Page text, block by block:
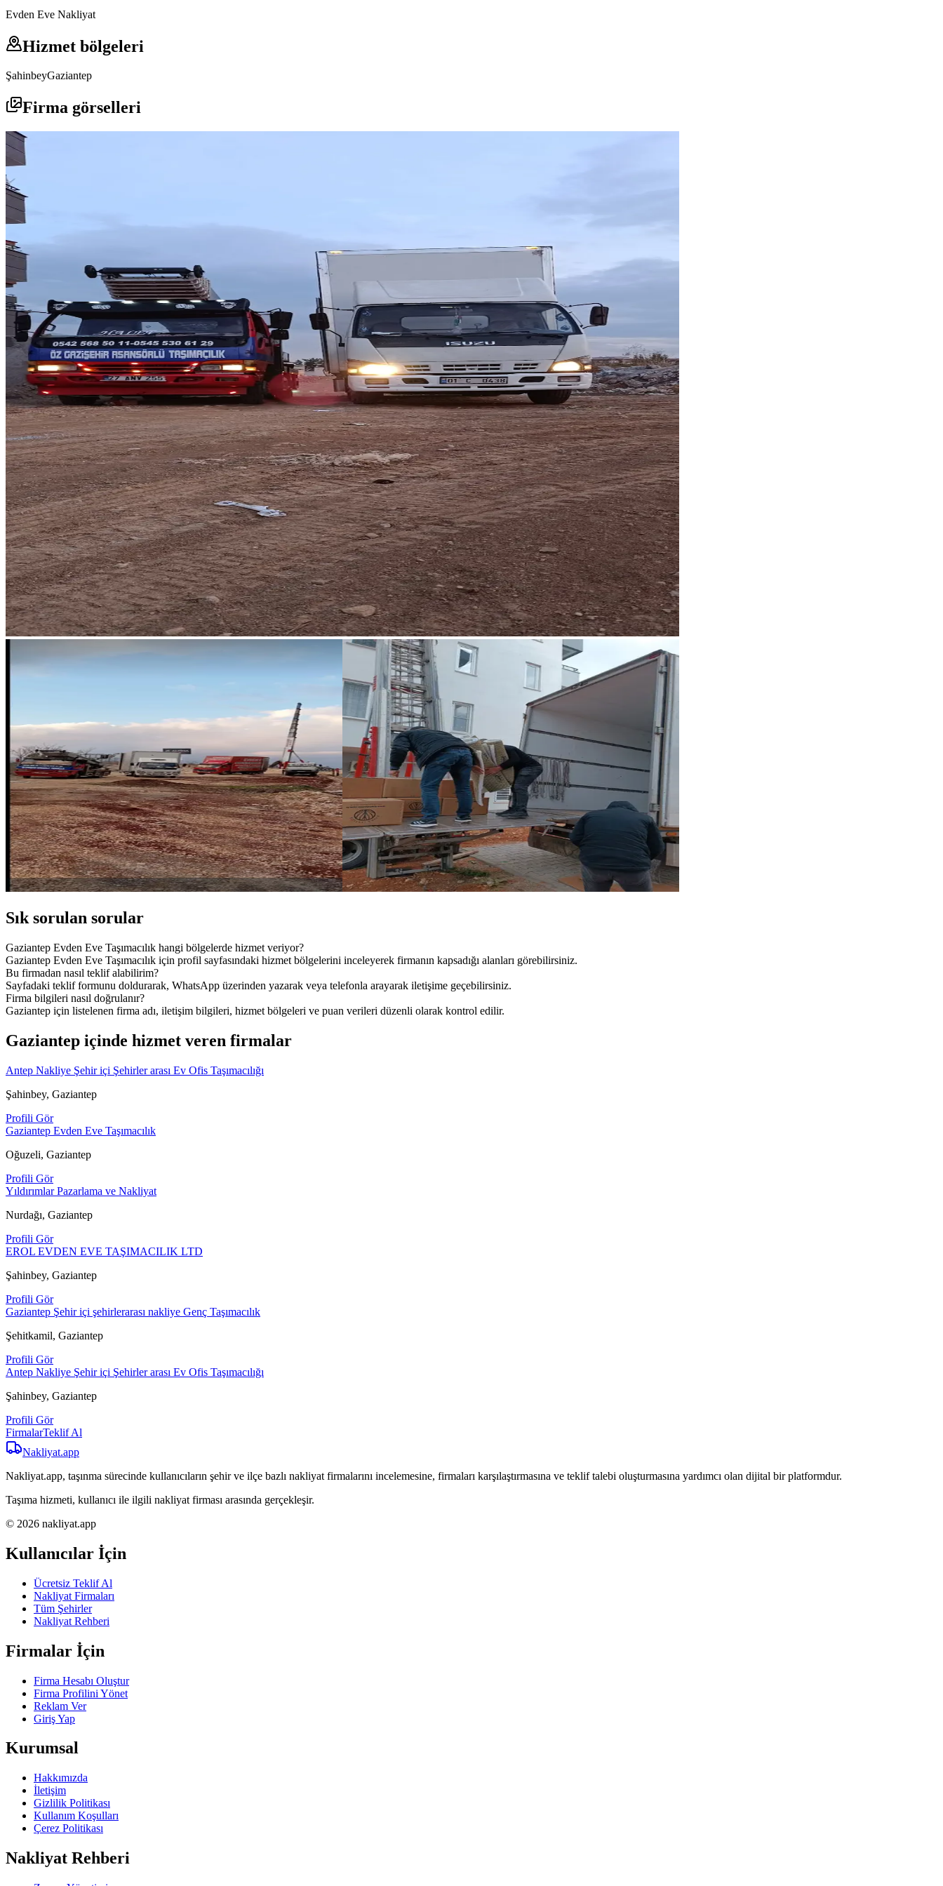
Evden Eve Nakliyat
Hizmet bölgeleri
ŞahinbeyGaziantep
Firma görselleri
Sık sorulan sorular
Gaziantep Evden Eve Taşımacılık hangi bölgelerde hizmet veriyor?
Gaziantep Evden Eve Taşımacılık için profil sayfasındaki hizmet bölgelerini inceleyerek firmanın kapsadığı alanları görebilirsiniz.
Bu firmadan nasıl teklif alabilirim?
Sayfadaki teklif formunu doldurarak, WhatsApp üzerinden yazarak veya telefonla arayarak iletişime geçebilirsiniz.
Firma bilgileri nasıl doğrulanır?
Gaziantep için listelenen firma adı, iletişim bilgileri, hizmet bölgeleri ve puan verileri düzenli olarak kontrol edilir.
Gaziantep içinde hizmet veren firmalar
Antep Nakliye Şehir içi Şehirler arası Ev Ofis Taşımacılığı
Şahinbey, Gaziantep
Profili Gör
Gaziantep Evden Eve Taşımacılık
Oğuzeli, Gaziantep
Profili Gör
Yıldırımlar Pazarlama ve Nakliyat
Nurdağı, Gaziantep
Profili Gör
EROL EVDEN EVE TAŞIMACILIK LTD
Şahinbey, Gaziantep
Profili Gör
Gaziantep Şehir içi şehirlerarası nakliye Genç Taşımacılık
Şehitkamil, Gaziantep
Profili Gör
Antep Nakliye Şehir içi Şehirler arası Ev Ofis Taşımacılığı
Şahinbey, Gaziantep
Profili Gör
FirmalarTeklif Al
Nakliyat.app
Nakliyat.app, taşınma sürecinde kullanıcıların şehir ve ilçe bazlı nakliyat firmalarını incelemesine, firmaları karşılaştırmasına ve teklif talebi oluşturmasına yardımcı olan dijital bir platformdur.
Taşıma hizmeti, kullanıcı ile ilgili nakliyat firması arasında gerçekleşir.
© 2026 nakliyat.app
Kullanıcılar İçin
Ücretsiz Teklif Al
Nakliyat Firmaları
Tüm Şehirler
Nakliyat Rehberi
Firmalar İçin
Firma Hesabı Oluştur
Firma Profilini Yönet
Reklam Ver
Giriş Yap
Kurumsal
Hakkımızda
İletişim
Gizlilik Politikası
Kullanım Koşulları
Çerez Politikası
Nakliyat Rehberi